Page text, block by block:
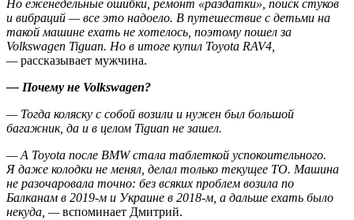
Но еженедельные ошибки, ремонт «раздатки», поиск стуков
и вибраций — все это надоело. В путешествие с детьми на
такой машине ехать не хотелось, поэтому пошел за
Volkswagen Tiguan. Но в итоге купил Toyota RAV4,
—рассказывает мужчина.
— Почему не Volkswagen?
— Тогда коляску с собой возили и нужен был большой
багажник, да и в целом Tiguan не зашел.
— А Toyota после BMW стала таблеткой успокоительного.
Я даже колодки не менял, делал только текущее ТО. Машина
не разочаровала точно: без всяких проблем возила по
Балканам в 2019-м и Украине в 2018-м, а дальше ехать было
некуда, —вспоминает Дмитрий.